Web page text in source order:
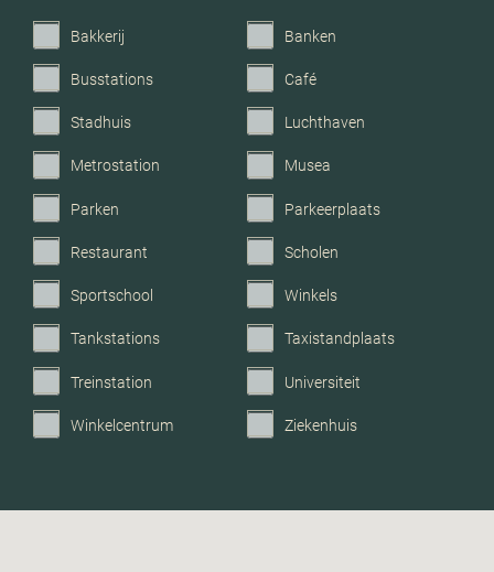
Voorzieningen
Mechanische ventilatie, tv
zonnepanelen, natuurlijke
Parkeerfaciliteiten Openbaar parkeren
Garage
Bakkerij Banken
Busstations Café
Stadhuis Luchthaven
Metrostation Musea
Parken Parkeerplaats
Restaurant Scholen
Sportschool Winkels
Tankstations Taxistandplaats
Treinstation Universiteit
Winkelcentrum Ziekenhuis